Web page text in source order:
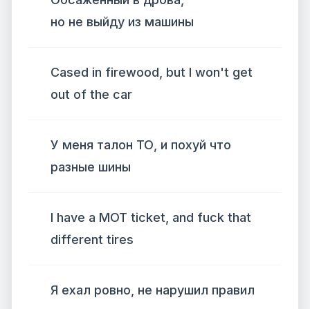
но не выйду из машины
Cased in firewood, but I won't get
out of the car
У меня талон ТО, и похуй что
разные шины
I have a MOT ticket, and fuck that
different tires
Я ехал ровно, не нарушил правил